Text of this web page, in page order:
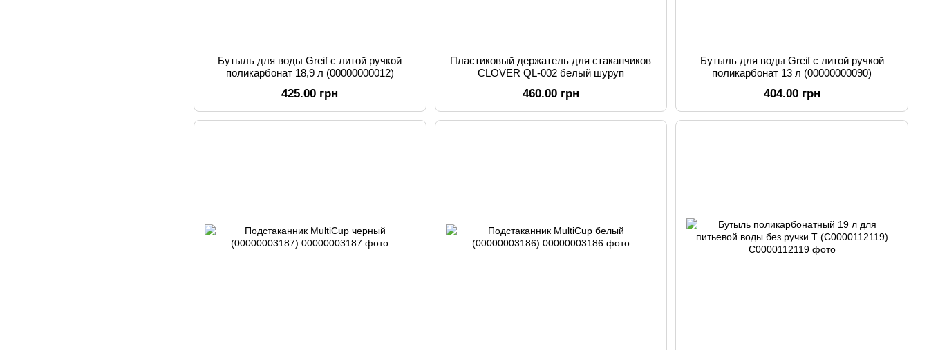
Бутыль для воды Greif с литой ручкой
поликарбонат 18,9 л (00000000012)
425.00 грн
Пластиковый держатель для стаканчиков
CLOVER QL-002 белый шуруп
460.00 грн
Бутыль для воды Greif с литой ручкой
поликарбонат 13 л (00000000090)
404.00 грн